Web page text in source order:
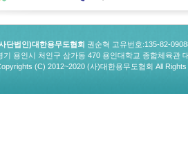
단법인)대한용무도협회 권순혁 고유번호:135-82-
기 용인시 처인구 삼가동 470 용인대학교 종합체육관
(C) 2012~2020 (사)대한용무도협회 All